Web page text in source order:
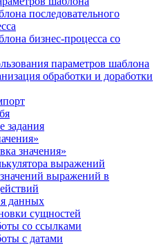
последовательного
бизнес-процесса со
параметров шаблона
обработки и доработки
задания
значения»
выражений
выражений в
данных
сущностей
со ссылками
с датами